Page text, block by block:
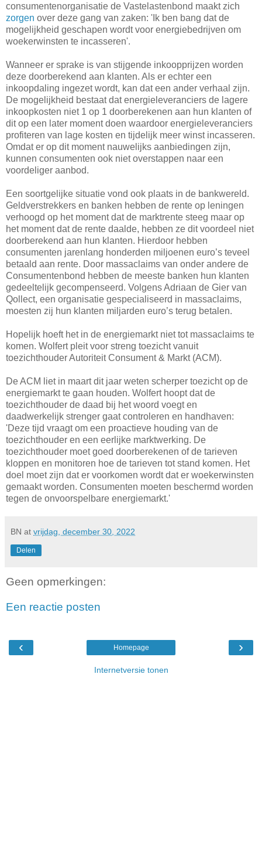
consumentenorganisatie de Vastelastenbond maakt zich
zorgen over deze gang van zaken: 'Ik ben bang dat de
mogelijkheid geschapen wordt voor energiebedrijven om
woekerwinsten te incasseren'.
Wanneer er sprake is van stijgende inkoopprijzen worden
deze doorberekend aan klanten. Als er echter een
inkoopdaling ingezet wordt, kan dat een ander verhaal zijn.
De mogelijkheid bestaat dat energieleveranciers de lagere
inkoopkosten niet 1 op 1 doorberekenen aan hun klanten of
dit op een later moment doen waardoor energieleveranciers
profiteren van lage kosten en tijdelijk meer winst incasseren.
Omdat er op dit moment nauwelijks aanbiedingen zijn,
kunnen consumenten ook niet overstappen naar een
voordeliger aanbod.
Een soortgelijke situatie vond ook plaats in de bankwereld.
Geldverstrekkers en banken hebben de rente op leningen
verhoogd op het moment dat de marktrente steeg maar op
het moment dat de rente daalde, hebben ze dit voordeel niet
doorberekend aan hun klanten. Hierdoor hebben
consumenten jarenlang honderden miljoenen euro’s teveel
betaald aan rente. Door massaclaims van onder andere de
Consumentenbond hebben de meeste banken hun klanten
gedeeltelijk gecompenseerd. Volgens Adriaan de Gier van
Qollect, een organisatie gespecialiseerd in massaclaims,
moesten zij hun klanten miljarden euro’s terug betalen.
Hopelijk hoeft het in de energiemarkt niet tot massaclaims te
komen. Wolfert pleit voor streng toezicht vanuit
toezichthouder Autoriteit Consument & Markt (ACM).
De ACM liet in maart dit jaar weten scherper toezicht op de
energiemarkt te gaan houden. Wolfert hoopt dat de
toezichthouder de daad bij het woord voegt en
daadwerkelijk strenger gaat controleren en handhaven:
'Deze tijd vraagt om een proactieve houding van de
toezichthouder en een eerlijke marktwerking. De
toezichthouder moet goed doorberekenen of de tarieven
kloppen en monitoren hoe de tarieven tot stand komen. Het
doel moet zijn dat er voorkomen wordt dat er woekerwinsten
gemaakt worden. Consumenten moeten beschermd worden
tegen de onvoorspelbare energiemarkt.'
BN at vrijdag, december 30, 2022
Delen
Geen opmerkingen:
Een reactie posten
‹ ›
Homepage
Internetversie tonen